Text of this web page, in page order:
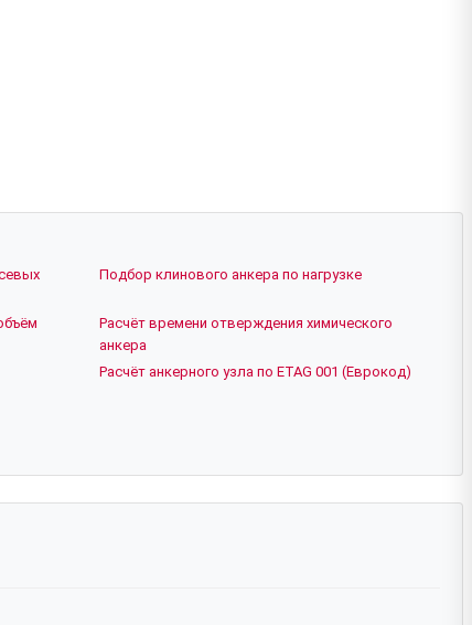
Подбор клинового анкера по нагрузке
Расчёт времени отверждения химического
анкера
Расчёт анкерного узла по ETAG 001 (Еврокод)